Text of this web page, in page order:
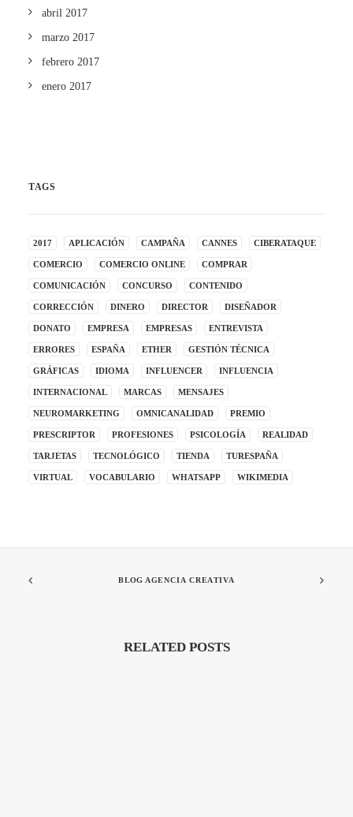
abril 2017
marzo 2017
febrero 2017
enero 2017
TAGS
2017 APLICACIÓN CAMPAÑA CANNES CIBERATAQUE
COMERCIO COMERCIO ONLINE COMPRAR
COMUNICACIÓN CONCURSO CONTENIDO
CORRECCIÓN DINERO DIRECTOR DISEÑADOR
DONATO EMPRESA EMPRESAS ENTREVISTA
ERRORES ESPAÑA ETHER GESTIÓN TÉCNICA
GRÁFICAS IDIOMA INFLUENCER INFLUENCIA
INTERNACIONAL MARCAS MENSAJES
NEUROMARKETING OMNICANALIDAD PREMIO
PRESCRIPTOR PROFESIONES PSICOLOGÍA REALIDAD
TARJETAS TECNOLÓGICO TIENDA TURESPAÑA
VIRTUAL VOCABULARIO WHATSAPP WIKIMEDIA
BLOG AGENCIA CREATIVA
RELATED POSTS